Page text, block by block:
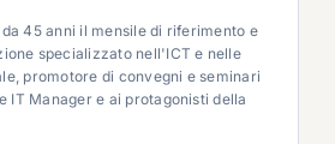
45 anni il mensile di riferimento e
specializzato nell'ICT e nelle
promotore di convegni e seminari
IT Manager e ai protagonisti della